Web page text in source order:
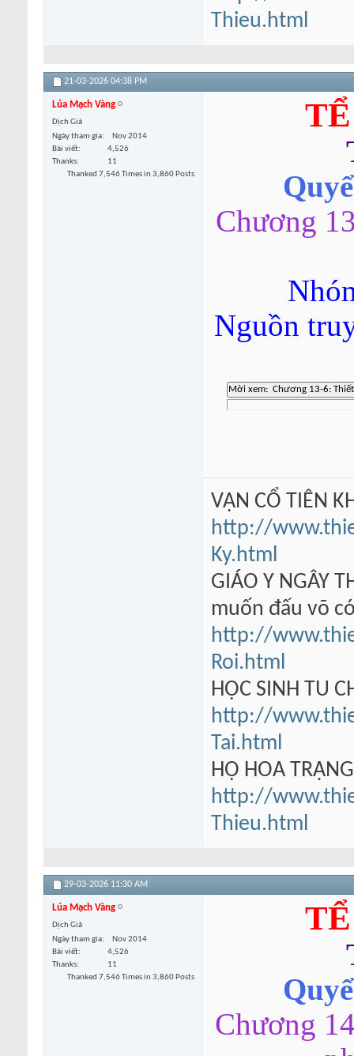
Thieu.html
21-03-2026 04:38 PM
Lúa Mạch Vàng
Dịch Giả
Ngày tham gia
Nov 2014
Bài viết
4,526
Thanks
11
Thanked 7,546 Times in 3,860 Posts
Chương
Nguồn
VẠN CỔ TIÊN
http://
Ky.html
GIÁO Y NGÂY
muốn đấu võ
http://
Roi.html
HỌC SINH TU
http://
Tai.html
HỘ HOA
http://
Thieu.html
29-03-2026 11:30 AM
Lúa Mạch Vàng
Dịch Giả
Ngày tham gia
Nov 2014
Bài viết
4,526
Thanks
11
Thanked 7,546 Times in 3,860 Posts
Chương